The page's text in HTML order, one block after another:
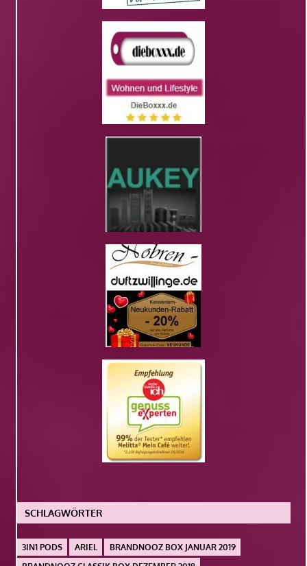
SCHLAGWÖRTER
3IN1 PODS ARIEL
BRANDNOOZ BOX JANUAR 2019